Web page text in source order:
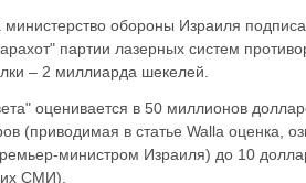
обороны Израиля
партии лазерных систем
– 2 миллиарда шекелей.
оценивается в 50 миллионов
(приводимая в статье Walla оценка,
министром Израиля) до 10
СМИ).